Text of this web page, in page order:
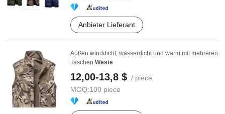
Anbieter Lieferant
Außen winddicht, wasserdicht und warm mit mehreren
Taschen Weste
12,00-13,8 $ / piece
MOQ:100 piece